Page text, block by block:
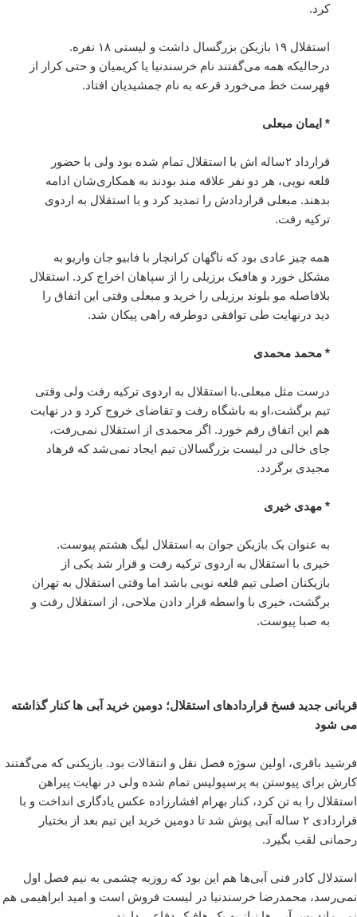
کرد.
استقلال ۱۹ بازیکن بزرگسال داشت و لیستی ۱۸ نفره.
درحالیکه همه می‌گفتند نام خرسندنیا یا کریمیان و حتی کرار از
فهرست خط می‌خورد قرعه به نام جمشیدیان افتاد.
* ایمان مبعلی
قرارداد ۲ساله اش با استقلال تمام شده بود ولی با حضور
قلعه نویی، هر دو نفر علاقه مند بودند به همکاری‌شان ادامه
بدهند. مبعلی قراردادش را تمدید کرد و با استقلال به اردوی
ترکیه رفت.
همه چیز عادی بود که ناگهان کرانچار با فابیو جان واریو به
مشکل خورد و هافبک برزیلی را از سپاهان اخراج کرد. استقلال
بلافاصله مو بلوند برزیلی را خرید و مبعلی وقتی این اتفاق را
دید درنهایت طی توافقی دوطرفه راهی پیکان شد.
* محمد محمدی
درست مثل مبعلی.با استقلال به اردوی ترکیه رفت ولی وقتی
تیم برگشت،او به باشگاه رفت و تقاضای خروج کرد و در نهایت
هم این اتفاق رقم خورد. اگر محمدی از استقلال نمی‌رفت،
جای خالی در لیست بزرگسالان تیم ایجاد نمی‌شد که فرهاد
مجیدی برگردد.
* مهدی خیری
به عنوان یک بازیکن جوان به استقلال لیگ هشتم پیوست.
خیری با استقلال به اردوی ترکیه رفت و قرار شد یکی از
بازیکنان اصلی تیم قلعه نویی باشد اما وقتی استقلال به تهران
برگشت، خیری با واسطه قرار دادن ملاحی، از استقلال رفت و
به صبا پیوست.
قربانی جدید فسخ قراردادهای استقلال؛ دومین خرید آبی ها کنار گذاشته
می شود
فرشید باقری، اولین سوژه فصل نقل و انتقالات بود. بازیکنی که می‌گفتند
کارش برای پیوستن به پرسپولیس تمام شده ولی در نهایت پیراهن
استقلال را به تن کرد، کنار بهرام افشارزاده عکس یادگاری انداخت و با
قراردادی ۲ ساله آبی پوش شد تا دومین خرید این تیم بعد از بختیار
رحمانی لقب بگیرد.
استدلال کادر فنی آبی‌ها هم این بود که روزبه چشمی به نیم فصل اول
نمی‌رسد، محمدرضا خرسندنیا در لیست فروش است و امید ابراهیمی هم